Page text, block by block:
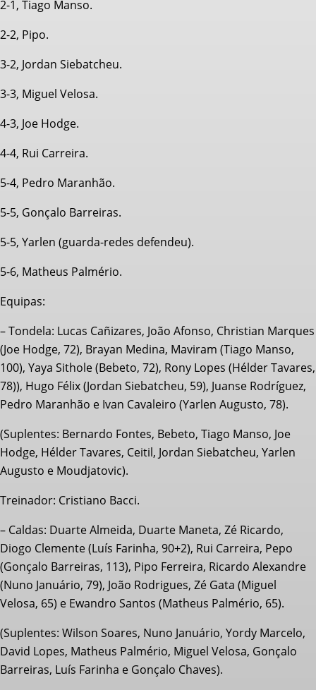
2-1, Tiago Manso.
2-2, Pipo.
3-2, Jordan Siebatcheu.
3-3, Miguel Velosa.
4-3, Joe Hodge.
4-4, Rui Carreira.
5-4, Pedro Maranhão.
5-5, Gonçalo Barreiras.
5-5, Yarlen (guarda-redes defendeu).
5-6, Matheus Palmério.
Equipas:
– Tondela: Lucas Cañizares, João Afonso, Christian Marques
(Joe Hodge, 72), Brayan Medina, Maviram (Tiago Manso,
100), Yaya Sithole (Bebeto, 72), Rony Lopes (Hélder Tavares,
78)), Hugo Félix (Jordan Siebatcheu, 59), Juanse Rodríguez,
Pedro Maranhão e Ivan Cavaleiro (Yarlen Augusto, 78).
(Suplentes: Bernardo Fontes, Bebeto, Tiago Manso, Joe
Hodge, Hélder Tavares, Ceitil, Jordan Siebatcheu, Yarlen
Augusto e Moudjatovic).
Treinador: Cristiano Bacci.
– Caldas: Duarte Almeida, Duarte Maneta, Zé Ricardo,
Diogo Clemente (Luís Farinha, 90+2), Rui Carreira, Pepo
(Gonçalo Barreiras, 113), Pipo Ferreira, Ricardo Alexandre
(Nuno Januário, 79), João Rodrigues, Zé Gata (Miguel
Velosa, 65) e Ewandro Santos (Matheus Palmério, 65).
(Suplentes: Wilson Soares, Nuno Januário, Yordy Marcelo,
David Lopes, Matheus Palmério, Miguel Velosa, Gonçalo
Barreiras, Luís Farinha e Gonçalo Chaves).